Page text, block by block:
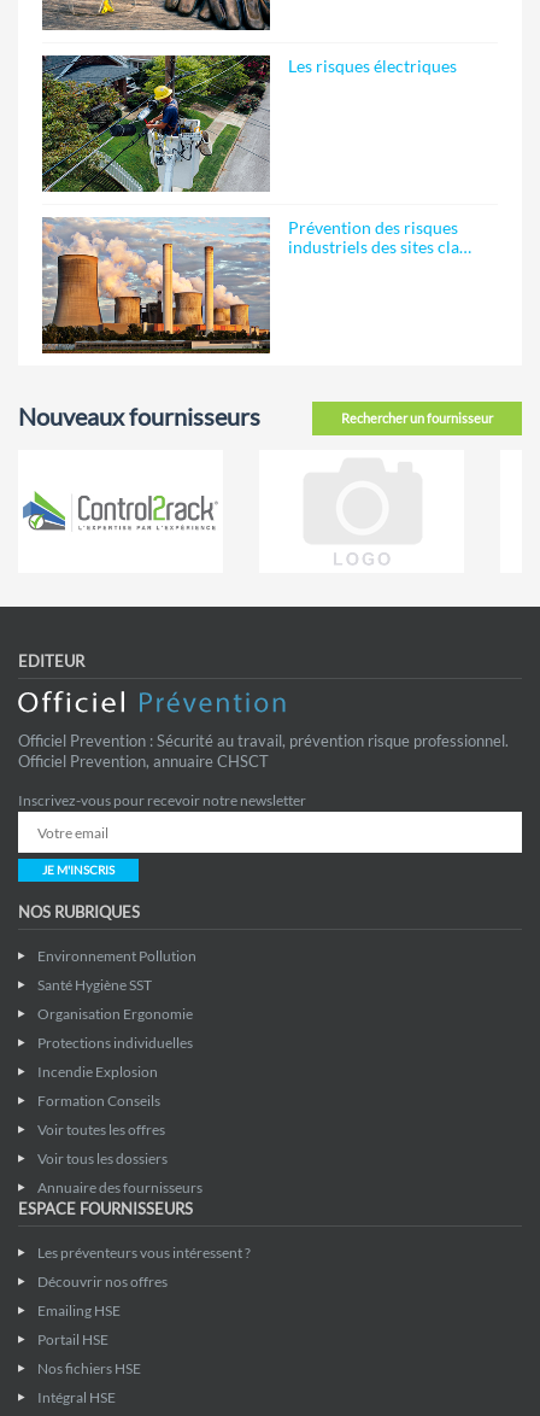
Les risques électriques
Prévention des risques
industriels des sites cla…
Rechercher un fournisseur
Nouveaux fournisseurs
EDITEUR
Officiel Prevention : Sécurité au travail, prévention risque professionnel.
Officiel Prevention, annuaire CHSCT
Inscrivez-vous pour recevoir notre newsletter
JE M'INSCRIS
NOS RUBRIQUES
Environnement Pollution
Santé Hygiène SST
Organisation Ergonomie
Protections individuelles
Incendie Explosion
Formation Conseils
Voir toutes les offres
Voir tous les dossiers
Annuaire des fournisseurs
ESPACE FOURNISSEURS
Les préventeurs vous intéressent ?
Découvrir nos offres
Emailing HSE
Portail HSE
Nos fichiers HSE
Intégral HSE